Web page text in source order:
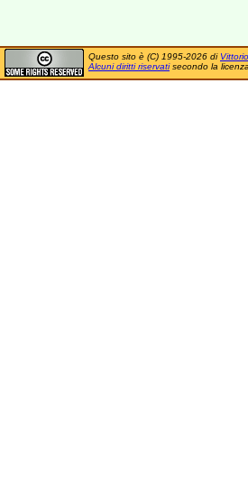
Questo sito è (C) 1995-2026 di
Alcuni diritti riservatisecondo la